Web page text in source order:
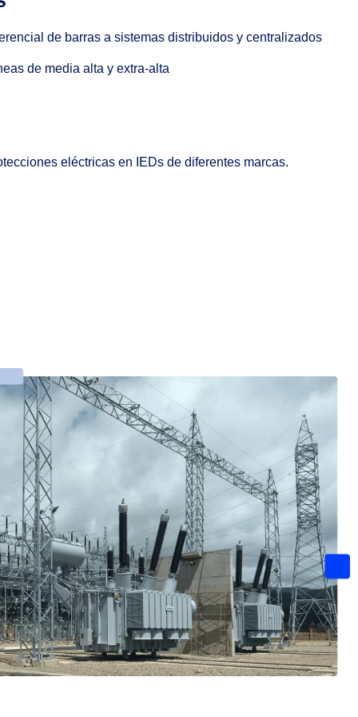
de barras a sistemas distribuidos y centralizados
de media alta y extra-alta
eléctricas en IEDs de diferentes marcas.